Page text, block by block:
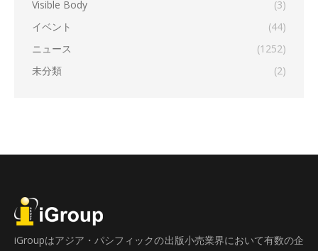
Visible Body
(3)
イベント
(44)
ニュース
(1252)
未分類
(2)
iGroupはアジア・パシフィックの出版小売業界において有数の企